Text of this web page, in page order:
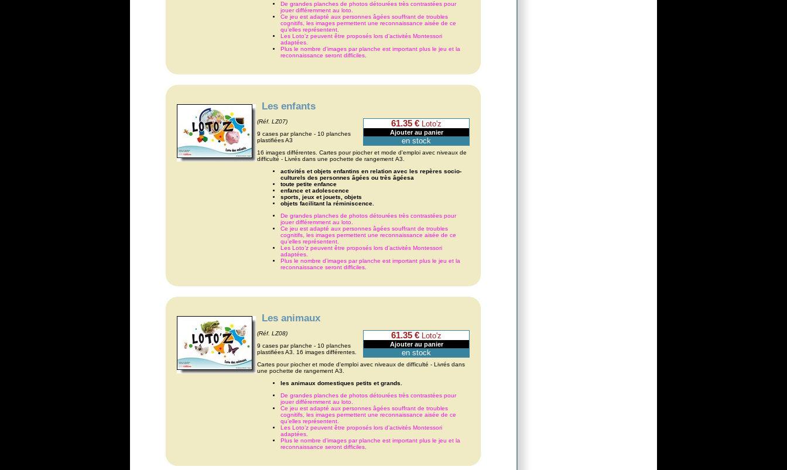
De grandes planches de photos détourées très contrastées pour
jouer différemment au loto.
Ce jeu est adapté aux personnes âgées souffrant de troubles
cognitifs, les images permettent une reconnaissance aisée de ce
qu’elles représentent.
Les Loto’z peuvent être proposés lors d’activités Montessori
adaptées.
Plus le nombre d’images par planche est important plus le jeu et la
reconnaissance seront difficiles.
Les enfants
61.35 € Loto'z
en stock
(Réf. LZ07)
9 cases par planche - 10 planches
plastifiées A3
16 images différentes. Cartes pour piocher et mode d'emploi avec niveaux de
difficulté - Livrés dans une pochette de rangement A3.
activités et objets enfantins en relation avec les repères socio-
culturels des personnes âgées ou très âgéesa
toute petite enfance
enfance et adolescence
sports, jeux et jouets, objets
objets facilitant la réminiscence.
De grandes planches de photos détourées très contrastées pour
jouer différemment au loto.
Ce jeu est adapté aux personnes âgées souffrant de troubles
cognitifs, les images permettent une reconnaissance aisée de ce
qu’elles représentent.
Les Loto’z peuvent être proposés lors d’activités Montessori
adaptées.
Plus le nombre d’images par planche est important plus le jeu et la
reconnaissance seront difficiles.
Les animaux
61.35 € Loto'z
en stock
(Réf. LZ08)
9 cases par planche - 10 planches
plastifiées A3. 16 images différentes.
Cartes pour piocher et mode d'emploi avec niveaux de difficulté - Livrés dans
une pochette de rangement A3.
les animaux domestiques petits et grands.
De grandes planches de photos détourées très contrastées pour
jouer différemment au loto.
Ce jeu est adapté aux personnes âgées souffrant de troubles
cognitifs, les images permettent une reconnaissance aisée de ce
qu’elles représentent.
Les Loto’z peuvent être proposés lors d’activités Montessori
adaptées.
Plus le nombre d’images par planche est important plus le jeu et la
reconnaissance seront difficiles.